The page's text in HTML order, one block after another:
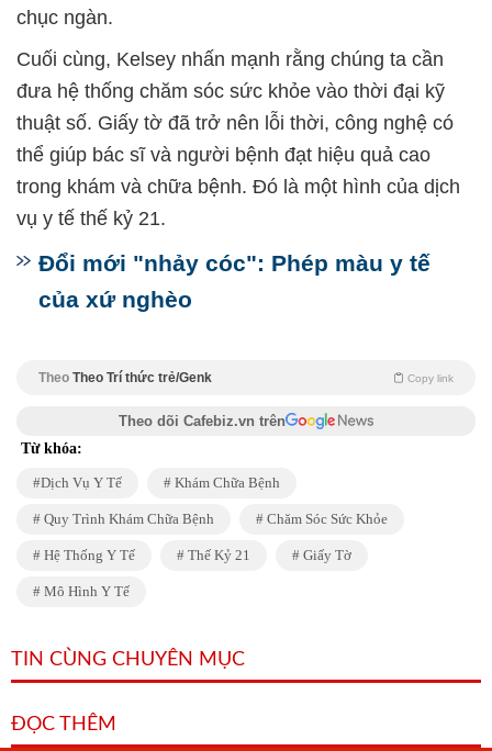
chục ngàn.
Cuối cùng, Kelsey nhấn mạnh rằng chúng ta cần
đưa hệ thống chăm sóc sức khỏe vào thời đại kỹ
thuật số. Giấy tờ đã trở nên lỗi thời, công nghệ có
thể giúp bác sĩ và người bệnh đạt hiệu quả cao
trong khám và chữa bệnh. Đó là một hình của dịch
vụ y tế thế kỷ 21.
Đổi mới "nhảy cóc": Phép màu y tế
của xứ nghèo
Theo Theo Trí thức trẻ/Genk Copy link
Theo dõi Cafebiz.vn trên
Từ khóa:
Dịch Vụ Y Tế Khám Chữa Bệnh
Quy Trình Khám Chữa Bệnh Chăm Sóc Sức Khỏe
Hệ Thống Y Tế Thế Kỷ 21 Giấy Tờ
Mô Hình Y Tế
TIN CÙNG CHUYÊN MỤC
ĐỌC THÊM